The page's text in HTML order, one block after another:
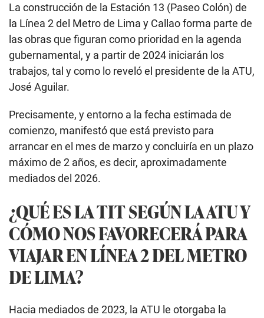
La construcción de la Estación 13 (Paseo Colón) de
la Línea 2 del Metro de Lima y Callao forma parte de
las obras que figuran como prioridad en la agenda
gubernamental, y a partir de 2024 iniciarán los
trabajos, tal y como lo reveló el presidente de la ATU,
José Aguilar.
Precisamente, y entorno a la fecha estimada de
comienzo, manifestó que está previsto para
arrancar en el mes de marzo y concluiría en un plazo
máximo de 2 años, es decir, aproximadamente
mediados del 2026.
¿QUÉ ES LA TIT SEGÚN LA ATU Y
CÓMO NOS FAVORECERÁ PARA
VIAJAR EN LÍNEA 2 DEL METRO
DE LIMA?
Hacia mediados de 2023, la ATU le otorgaba la